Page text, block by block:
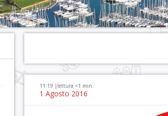
11:19 | lettura <1 min.
1 Agosto 2016